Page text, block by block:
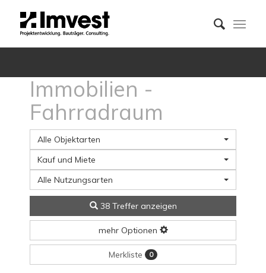
Immobilien -
Fahrradraum
Alle Objektarten
Kauf und Miete
Alle Nutzungsarten
38 Treffer anzeigen
mehr Optionen
Merkliste 0